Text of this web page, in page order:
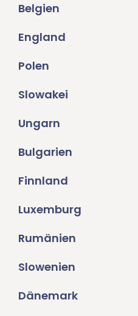
Belgien
England
Polen
Slowakei
Ungarn
Bulgarien
Finnland
Luxemburg
Rumänien
Slowenien
Dänemark